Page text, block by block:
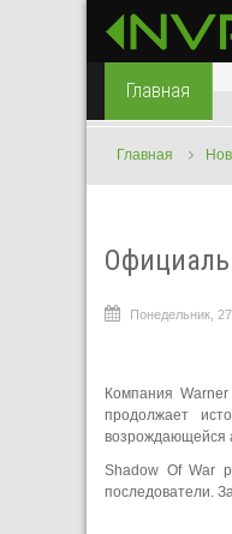
Главная
Главная
Понедельник,
Компания
продолжает
возрождающейся
Shadow Of War
последователи.